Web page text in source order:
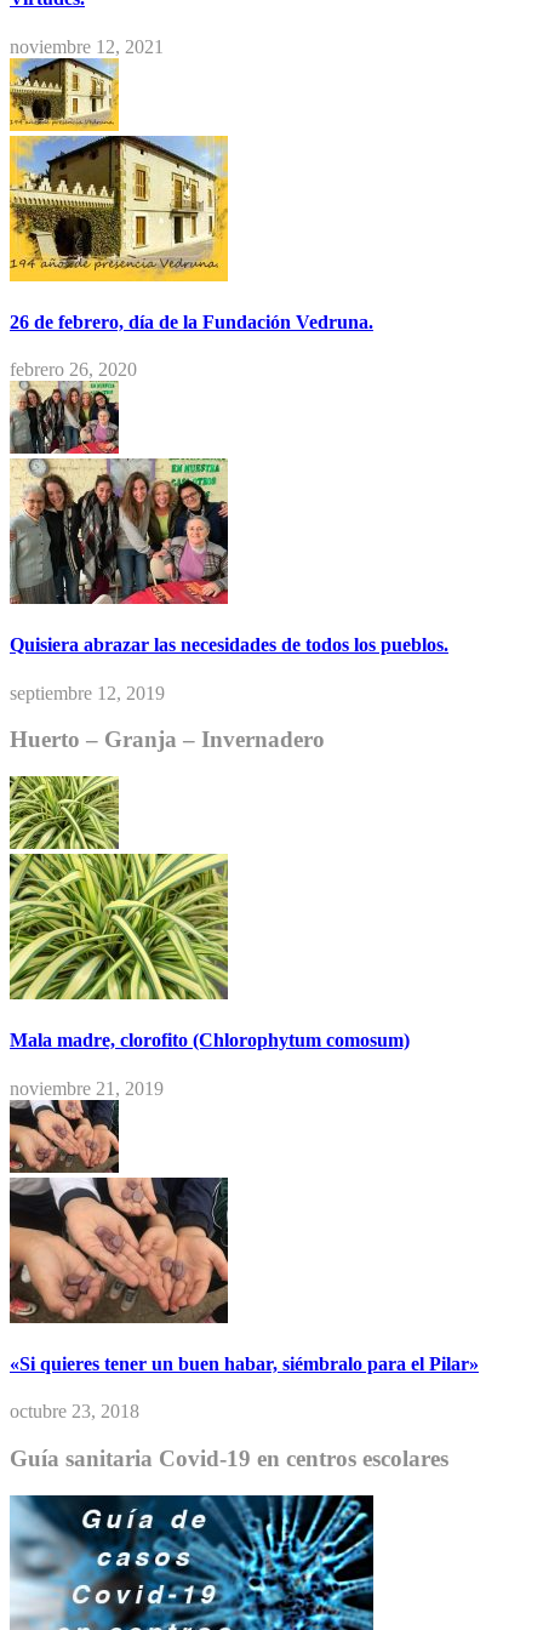
noviembre 12, 2021
26 de febrero, día de la Fundación Vedruna.
febrero 26, 2020
Quisiera abrazar las necesidades de todos los pueblos.
septiembre 12, 2019
Huerto – Granja – Invernadero
Mala madre, clorofito (Chlorophytum comosum)
noviembre 21, 2019
«Si quieres tener un buen habar, siémbralo para el Pilar»
octubre 23, 2018
Guía sanitaria Covid-19 en centros escolares